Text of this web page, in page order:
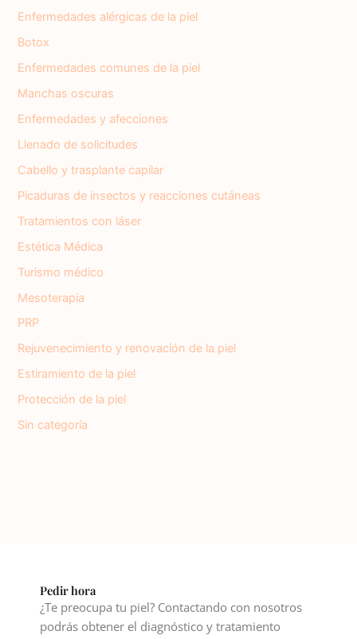
Enfermedades alérgicas de la piel
Botox
Enfermedades comunes de la piel
Manchas oscuras
Enfermedades y afecciones
Llenado de solicitudes
Cabello y trasplante capilar
Picaduras de insectos y reacciones cutáneas
Tratamientos con láser
Estética Médica
Turismo médico
Mesoterapia
PRP
Rejuvenecimiento y renovación de la piel
Estiramiento de la piel
Protección de la piel
Sin categoría
Pedir hora
¿Te preocupa tu piel? Contactando con nosotros
podrás obtener el diagnóstico y tratamiento